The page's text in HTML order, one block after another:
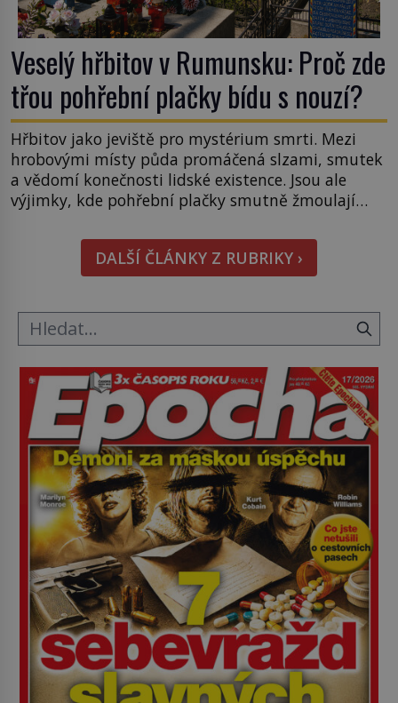
Veselý hřbitov v Rumunsku: Proč zde
třou pohřební plačky bídu s nouzí?
Hřbitov jako jeviště pro mystérium smrti. Mezi
hrobovými místy půda promáčená slzami, smutek
a vědomí konečnosti lidské existence. Jsou ale
výjimky, kde pohřební plačky smutně žmoulají
pohledu na výši vyměřené podpory
v nezaměstnanosti. Kam vás pozveme? Unikátní
hřbitov, který si vysloužil název „Veselý“, najdeme
DALŠÍ ČLÁNKY Z RUBRIKY ›